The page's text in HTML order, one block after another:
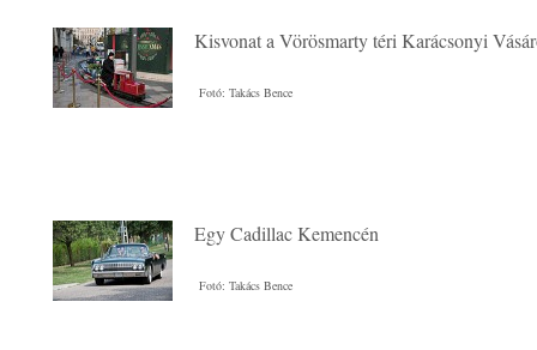
Kisvonat a Vörösmarty téri Karácsonyi
Fotó: Takács Bence
Egy Cadillac Kemencén
Fotó: Takács Bence